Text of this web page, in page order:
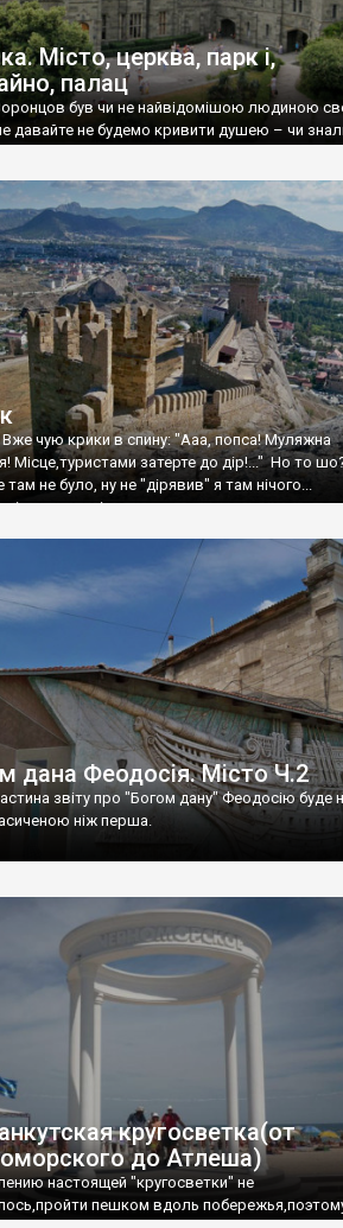
Місто, церква, парк і,
палац
був чи не найвідомішою людиною
давайте не будемо кривити душею – чи
Вже чую крики в спину: "Ааа, попса! Муляжна
Місце,туристами затерте до дір!..." Но то
не було, ну не "дірявив" я там нічого...
до цього літа.
дана Феодосія. Місто Ч.2
звіту про "Богом дану" Феодосію буде
ніж перша.
кругосветка(от
до Атлеша)
настоящей "кругосветки" не
пешком вдоль